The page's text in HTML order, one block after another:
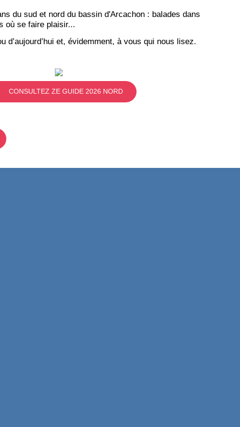
du sud et nord du bassin d'Arcachon : balades dans
où se faire plaisir...
et, évidemment, à vous qui nous lisez.
CONSULTEZ ZE GUIDE 2026 NORD